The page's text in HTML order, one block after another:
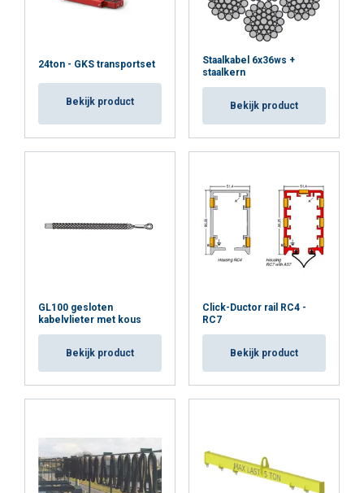
24ton - GKS transportset
Bekijk product
Staalkabel 6x36ws +
staalkern
Bekijk product
GL100 gesloten
kabelvlieter met kous
Bekijk product
Click-Ductor rail RC4 -
RC7
Bekijk product